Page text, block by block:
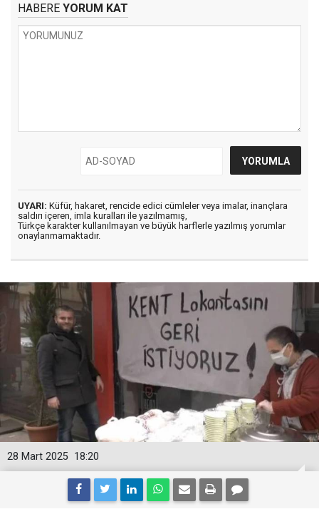
HABERE YORUM KAT
UYARI: Küfür, hakaret, rencide edici cümleler veya imalar, inançlara
saldırı içeren, imla kuralları ile yazılmamış,
Türkçe karakter kullanılmayan ve büyük harflerle yazılmış yorumlar
onaylanmamaktadır.
18:20
28 Mart 2025